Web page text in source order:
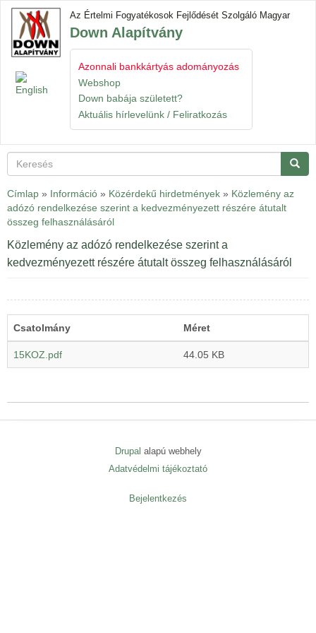
Ugrás
tartalomra
Az Értelmi Fogyatékosok Fejlődését Szolgáló Magyar
Down Alapítvány
Gyorslinkek
Azonnali bankkártyás adományozás
Webshop
Down babája született?
Aktuális hírlevelünk / Feliratkozás
Keresés
Címlap » Információ » Közérdekű hirdetmények » Közlemény az
adózó rendelkezése szerint a kedvezményezett részére átutalt
összeg felhasználásáról
Közlemény az adózó rendelkezése szerint a
kedvezményezett részére átutalt összeg felhasználásáról
Csatolmány Méret
15KOZ.pdf 44.05 KB
Drupal alapú webhely
Adatvédelmi tájékoztató
Bejelentkezés